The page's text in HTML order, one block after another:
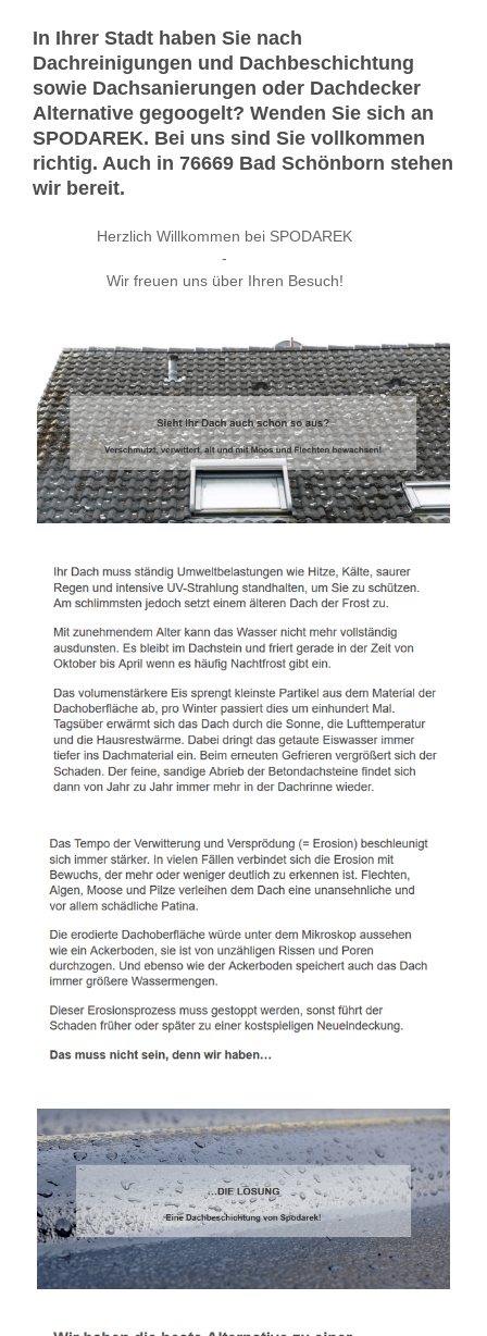
In Ihrer Stadt haben Sie nach
Dachreinigungen und Dachbeschichtung
sowie Dachsanierungen oder Dachdecker
Alternative gegoogelt? Wenden Sie sich an
SPODAREK. Bei uns sind Sie vollkommen
richtig. Auch in 76669 Bad Schönborn stehen
wir bereit.
Herzlich Willkommen bei SPODAREK
-
Wir freuen uns über Ihren Besuch!